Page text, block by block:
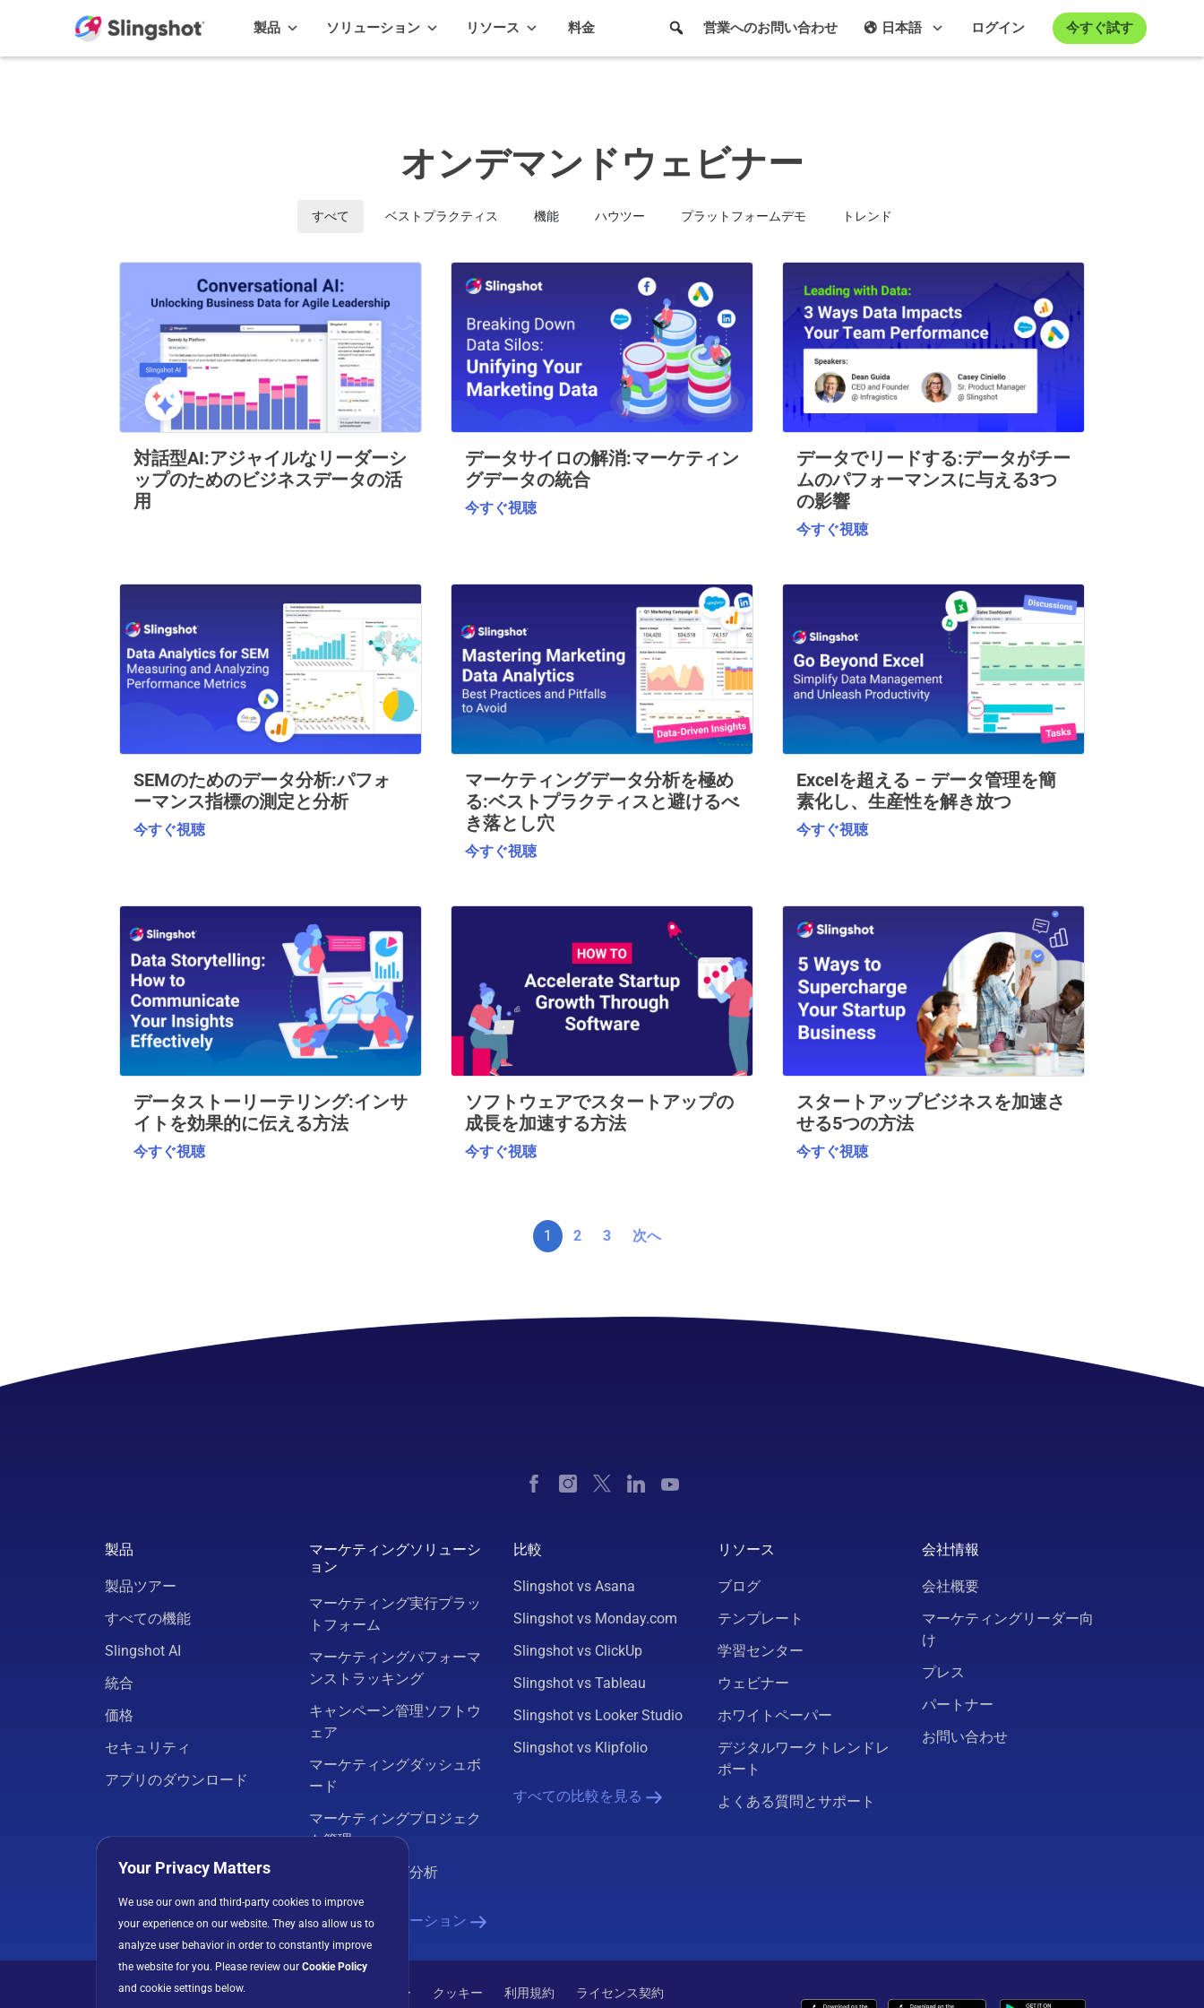
製品 ソリューション リソース 料金 今すぐ試す
ログイン
日本語
営業へのお問い合わせ
オンデマンドウェビナー
すべて ベストプラクティス 機能 ハウツー プラットフォームデモ トレンド
対話型AI:アジャイルなリーダーシ
ップのためのビジネスデータの活
用
データサイロの解消:マーケティン
グデータの統合
今すぐ視聴
データでリードする:データがチー
ムのパフォーマンスに与える3つ
の影響
今すぐ視聴
SEMのためのデータ分析:パフォ
ーマンス指標の測定と分析
今すぐ視聴
マーケティングデータ分析を極め
る:ベストプラクティスと避けるべ
き落とし穴
今すぐ視聴
Excelを超える – データ管理を簡
素化し、生産性を解き放つ
今すぐ視聴
データストーリーテリング:インサ
イトを効果的に伝える方法
今すぐ視聴
ソフトウェアでスタートアップの
成長を加速する方法
今すぐ視聴
スタートアップビジネスを加速さ
せる5つの方法
今すぐ視聴
1 2 3 次へ
製品
製品ツアー
すべての機能
Slingshot AI
統合
価格
セキュリティ
アプリのダウンロード
マーケティングソリューシ
ョン
マーケティング実行プラッ
トフォーム
マーケティングパフォーマ
ンストラッキング
キャンペーン管理ソフトウ
ェア
マーケティングダッシュボ
ード
マーケティングプロジェク
ト管理
マーケティング分析
すべてのソリューション
比較
Slingshot vs Asana
Slingshot vs Monday.com
Slingshot vs ClickUp
Slingshot vs Tableau
Slingshot vs Looker Studio
Slingshot vs Klipfolio
すべての比較を見る
リソース
ブログ
テンプレート
学習センター
ウェビナー
ホワイトペーパー
デジタルワークトレンドレ
ポート
よくある質問とサポート
会社情報
会社概要
マーケティングリーダー向
け
プレス
パートナー
お問い合わせ
プライバシーポリシー クッキー 利用規約 ライセンス契約
Your Privacy Matters
We use our own and third-party cookies to improve
your experience on our website. They also allow us to
analyze user behavior in order to constantly improve
the website for you. Please review our Cookie Policy
and cookie settings below.